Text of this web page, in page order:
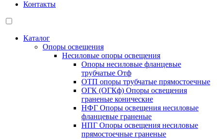
Контакты
Каталог
Опоры освещения
Несиловые опоры освещения
Опоры несиловые фланцевые
трубчатые Отф
ОТП опоры трубчатые прямостоечные
ОГК (ОГКф) Опоры освещения
граненые конические
НФГ Опоры освещения несиловые
фланцевые граненые
НПГ Опоры освещения несиловые
прямостоечные граненые